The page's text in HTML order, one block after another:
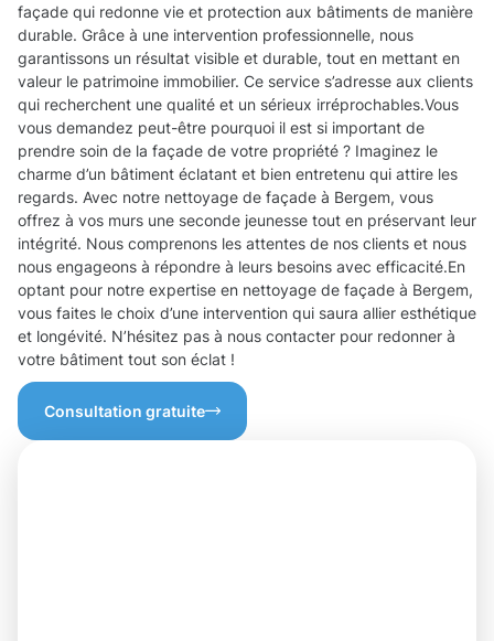
façade qui redonne vie et protection aux bâtiments de manière
durable. Grâce à une intervention professionnelle, nous
garantissons un résultat visible et durable, tout en mettant en
valeur le patrimoine immobilier. Ce service s’adresse aux clients
qui recherchent une qualité et un sérieux irréprochables.Vous
vous demandez peut-être pourquoi il est si important de
prendre soin de la façade de votre propriété ? Imaginez le
charme d’un bâtiment éclatant et bien entretenu qui attire les
regards. Avec notre nettoyage de façade à Bergem, vous
offrez à vos murs une seconde jeunesse tout en préservant leur
intégrité. Nous comprenons les attentes de nos clients et nous
nous engageons à répondre à leurs besoins avec efficacité.En
optant pour notre expertise en nettoyage de façade à Bergem,
vous faites le choix d’une intervention qui saura allier esthétique
et longévité. N’hésitez pas à nous contacter pour redonner à
votre bâtiment tout son éclat !
Consultation gratuite